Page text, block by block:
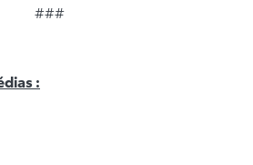
###
: